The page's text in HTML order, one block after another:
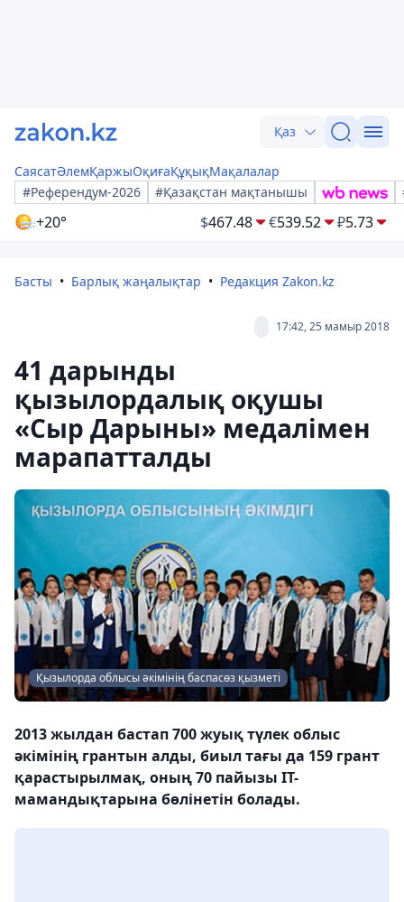
Қаз
СаясатӘлемҚаржыОқиғаҚұқықМақалалар
#Референдум-2026
#Қазақстан мақтанышы
+20° $467.48 €539.52 ₽5.73
Басты Барлық жаңалықтар Редакция Zakon.kz
17:42, 25 мамыр 2018
41 дарынды
қызылордалық оқушы
«Сыр Дарыны» медалімен
марапатталды
Қызылорда облысы әкімінің баспасөз қызметі
2013 жылдан бастап 700 жуық түлек облыс
әкімінің грантын алды, биыл тағы да 159 грант
қарастырылмақ, оның 70 пайызы IT-
мамандықтарына бөлінетін болады.